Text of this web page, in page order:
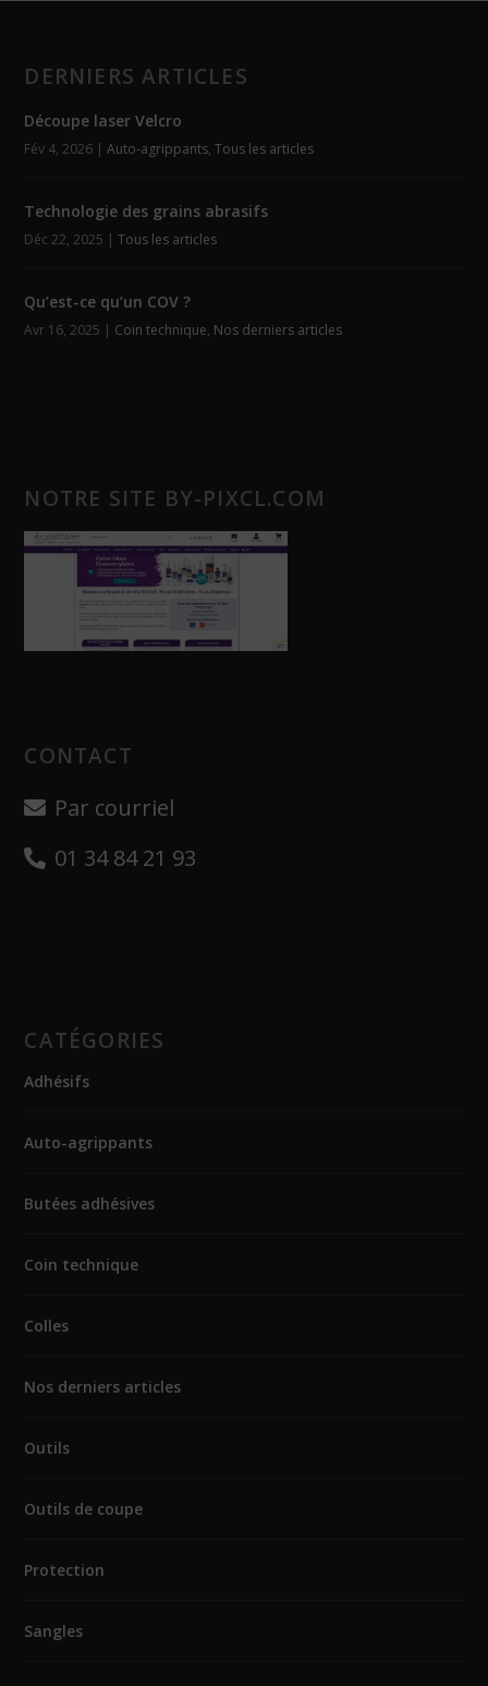
DERNIERS ARTICLES
Découpe laser Velcro
Fév 4, 2026 |Auto-agrippants,Tous les articles
Technologie des grains abrasifs
Déc 22, 2025 |Tous les articles
Qu’est-ce qu’un COV ?
Avr 16, 2025 | Coin technique, Nos derniers articles
NOTRE SITE BY-PIXCL.COM
CONTACT
Par courriel
01 34 84 21 93
CATÉGORIES
Adhésifs
Auto-agrippants
Butées adhésives
Coin technique
Colles
Nos derniers articles
Outils
Outils de coupe
Protection
Sangles